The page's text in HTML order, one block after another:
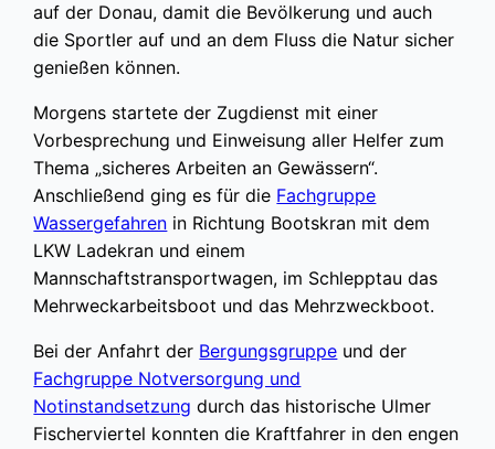
auf der Donau, damit die Bevölkerung und auch
die Sportler auf und an dem Fluss die Natur sicher
genießen können.
Morgens startete der Zugdienst mit einer
Vorbesprechung und Einweisung aller Helfer zum
Thema „sicheres Arbeiten an Gewässern“.
Anschließend ging es für die Fachgruppe
Wassergefahren in Richtung Bootskran mit dem
LKW Ladekran und einem
Mannschaftstransportwagen, im Schlepptau das
Mehrweckarbeitsboot und das Mehrzweckboot.
Bei der Anfahrt der Bergungsgruppe und der
Fachgruppe Notversorgung und
Notinstandsetzung durch das historische Ulmer
Fischerviertel konnten die Kraftfahrer in den engen